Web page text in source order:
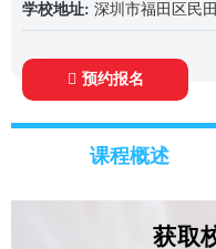
学校地址: 深圳市福田区民田路178号华融大厦10楼1003(投资大厦旁)
预约报名
课程概述